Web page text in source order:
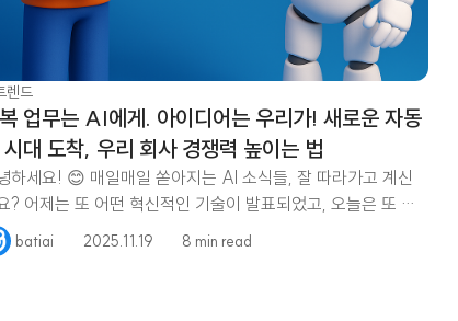
렌드
업무는 AI에게. 아이디어는 우리가! 새로운 자동
대 도착, 우리 회사 경쟁력 높이는 법
매일매일 쏟아지는 AI 소식들, 잘 따라가고 계신
? 어제는 또 어떤 혁신적인 기술이 발표되었고, 오늘은 또 어
로운 서비스가 등장했는지,
batiai 2025.11.19 8 min read